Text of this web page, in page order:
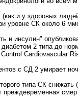
и у здоровых
уровне СК около 6
и инсулин"
2 типа до
Cardiovascular
с СД 2 умирает
типа СК
преждевременная